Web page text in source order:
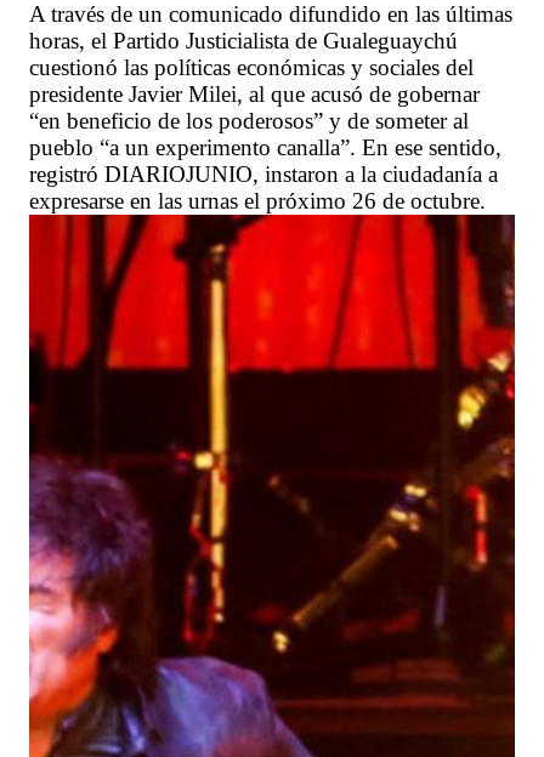
A través de un comunicado difundido en las últimas
horas, el Partido Justicialista de Gualeguaychú
cuestionó las políticas económicas y sociales del
presidente Javier Milei, al que acusó de gobernar
“en beneficio de los poderosos” y de someter al
pueblo “a un experimento canalla”. En ese sentido,
registró DIARIOJUNIO, instaron a la ciudadanía a
expresarse en las urnas el próximo 26 de octubre.